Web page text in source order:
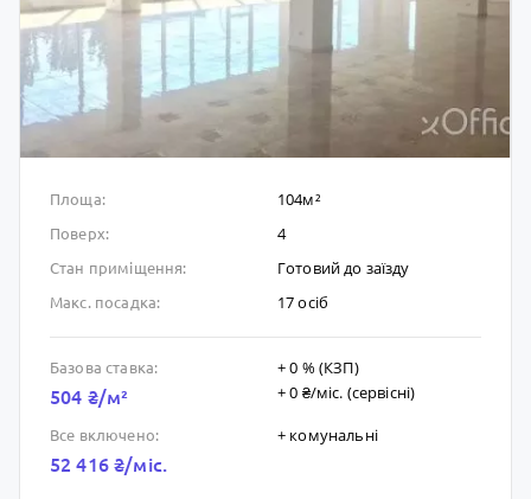
Площа: 104м²
Поверх: 4
Стан приміщення: Готовий до заïзду
Макс. посадка: 17 осіб
Базова ставка:
504 ₴/м²
+ 0 % (КЗП)
+ 0 ₴/мic. (сервісні)
Все включено:
52 416 ₴/мic.
+ комунальні